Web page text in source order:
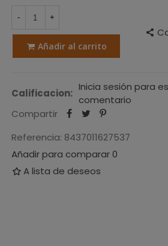
- +
Añadir al carrito
Calificacion:
Inicia sesión para
comentario
Compartir
Referencia: 8437011627537
Añadir para comparar0
A lista de deseos